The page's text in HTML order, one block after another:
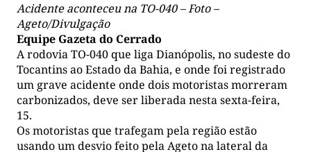
Acidente aconteceu na TO-040 – Foto –
Ageto/Divulgação
Equipe Gazeta do Cerrado
A rodovia TO-040 que liga Dianópolis, no sudeste do
Tocantins ao Estado da Bahia, e onde foi registrado
um grave acidente onde dois motoristas morreram
carbonizados, deve ser liberada nesta sexta-feira,
15.
Os motoristas que trafegam pela região estão
usando um desvio feito pela Ageto na lateral da